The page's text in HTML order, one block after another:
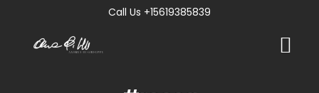
Call Us +15619385839